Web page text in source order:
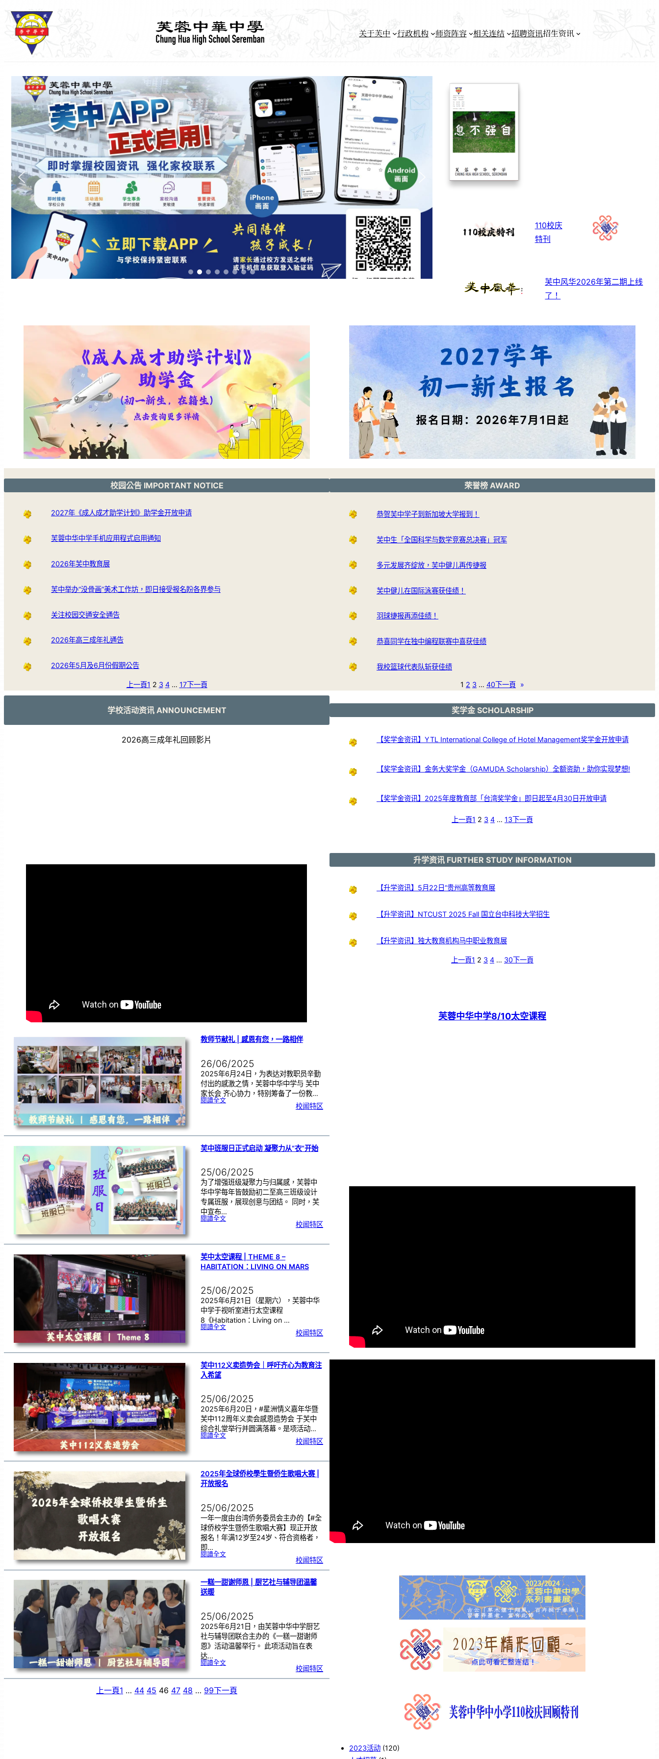
关于芙中 行政机构 师资阵容 相关连结 招聘资讯招生资讯
110校庆
特刊
芙中风华2026年第二期上线
了！
校园公告 IMPORTANT NOTICE
2027年《成人成才助学计划》助学金开放申请
芙蓉中华中学手机应用程式启用通知
2026年芙中教育展
芙中举办“没骨画”美术工作坊，即日接受报名盼各界参与
关注校园交通安全通告
2026年高三成年礼通告
2026年5月及6月份假期公告
上一頁1 2 3 4 … 17下一頁
荣誉榜 AWARD
恭贺芙中学子到新加坡大学报到！
芙中生「全国科学与数学竞赛总决赛」冠军
多元发展齐绽放，芙中健儿再传捷报
芙中健儿在国际泳赛获佳绩！
羽球捷报再添佳绩！
恭喜同学在独中编程联赛中喜获佳绩
我校篮球代表队斩获佳绩
1 2 3 … 40下一頁 »
学校活动资讯 ANNOUNCEMENT
2026高三成年礼回顾影片
教师节献礼 | 感恩有您，一路相伴
26/06/2025
2025年6月24日，为表达对教职员辛勤
付出的感激之情，芙蓉中华中学与 芙中
家长会 齐心协力，特别筹备了一份教…
閱讀全文:教
您
，
路
相
伴
校闻特区
芙中班服日正式启动 凝聚力从“衣”开始
25/06/2025
为了增强班级凝聚力与归属感，芙蓉中
华中学每年皆鼓励初二至高三班级设计
专属班服，展现创意与团结。 同时，芙
中宣布…
閱讀全文:芙
式
启
凝
聚
力
从
“
衣
校闻特区
芙中太空课程 | THEME 8 –
HABITATION：LIVING ON MARS
25/06/2025
2025年6月21日（星期六），芙蓉中华
中学于视听室进行太空课程
8《Habitation：Living on …
閱讀全文:芙
|T
e
m
e
8
a
tio
n
：
L
iv
in
g
on
校闻特区
芙中112义卖造势会｜呼吁齐心为教育注
入希望
25/06/2025
2025年6月20日，#星洲情义嘉年华暨
芙中112周年义卖会感恩造势会 于芙中
综合礼堂举行并圆满落幕。是项活动…
閱讀全文:芙
卖
造
会
｜
呼
吁
齐
心
入
希
望
校闻特区
2025年全球侨校學生暨侨生歌唱大赛 |
开放报名
25/06/2025
一年一度由台湾侨务委员会主办的【#全
球侨校学生暨侨生歌唱大赛】现正开放
报名！年满12岁至24岁、符合资格者，
即…
閱讀全文:2
年
球
侨
校
學
大
赛
|开
放
报
名
校闻特区
一糕一甜谢师恩 | 厨艺社与辅导团温馨
送暖
25/06/2025
2025年6月21日，由芙蓉中华中学厨艺
社与辅导团联合主办的《一糕一甜谢师
恩》活动温馨举行。 此项活动旨在表
达…
閱讀全文:一
谢
恩
|厨
艺
校闻特区
上一頁1 … 44 45 46 47 48 … 99下一頁
奖学金 SCHOLARSHIP
【奖学金资讯】YTL International College of Hotel Management奖学金开放申请
【奖学金资讯】金务大奖学金（GAMUDA Scholarship）全额资助，助你实现梦想!
【奖学金资讯】2025年度教育部「台湾奖学金」即日起至4月30日开放申请
上一頁1 2 3 4 … 13下一頁
升学资讯 FURTHER STUDY INFORMATION
【升学资讯】5月22日“贵州高等教育展
【升学资讯】NTCUST 2025 Fall 国立台中科技大学招生
【升学资讯】独大教育机构马中职业教育展
上一頁1 2 3 4 … 30下一頁
芙蓉中华中学8/10太空课程
2023活动 (120)